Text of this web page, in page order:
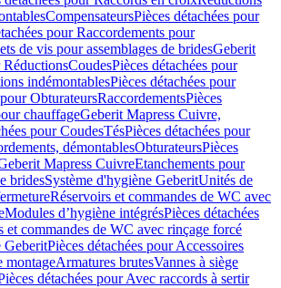
CompensateursPièces détachées pour
pour Raccordements pour
de vis pour assemblages de bridesGeberit
RéductionsCoudesPièces détachées pour
indémontablesPièces détachées pour
ObturateursRaccordementsPièces
chauffageGeberit Mapress Cuivre,
pour CoudesTésPièces détachées pour
démontablesObturateursPièces
Mapress CuivreEtanchements pour
bridesSystème d'hygiène GeberitUnités de
Réservoirs et commandes de WC avec
Modules d’hygiène intégrésPièces détachées
et commandes de WC avec rinçage forcé
GeberitPièces détachées pour Accessoires
montageArmatures brutesVannes à siège
détachées pour Avec raccords à sertir